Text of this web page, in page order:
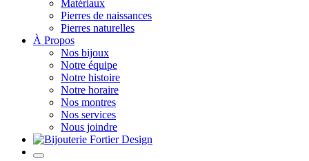
Matériaux
Pierres de naissances
Pierres naturelles
À Propos
Nos bijoux
Notre équipe
Notre histoire
Notre horaire
Nos montres
Nos services
Nous joindre